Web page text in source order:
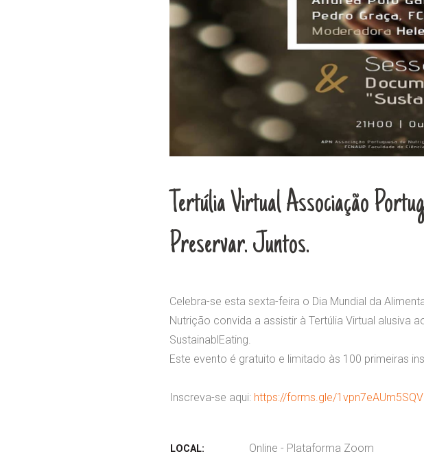
Tertúlia Virtual Associação
Preservar. Juntos.
Celebra-se esta sexta-feira o Dia Mundial da
Nutrição convida a assistir à Tertúlia Virtual alusiva
SustainablEating.
Este evento é gratuito e limitado às 100 primeiras
Inscreva-se aqui: https://forms.gle/
LOCAL: Online - Plataforma Zoom